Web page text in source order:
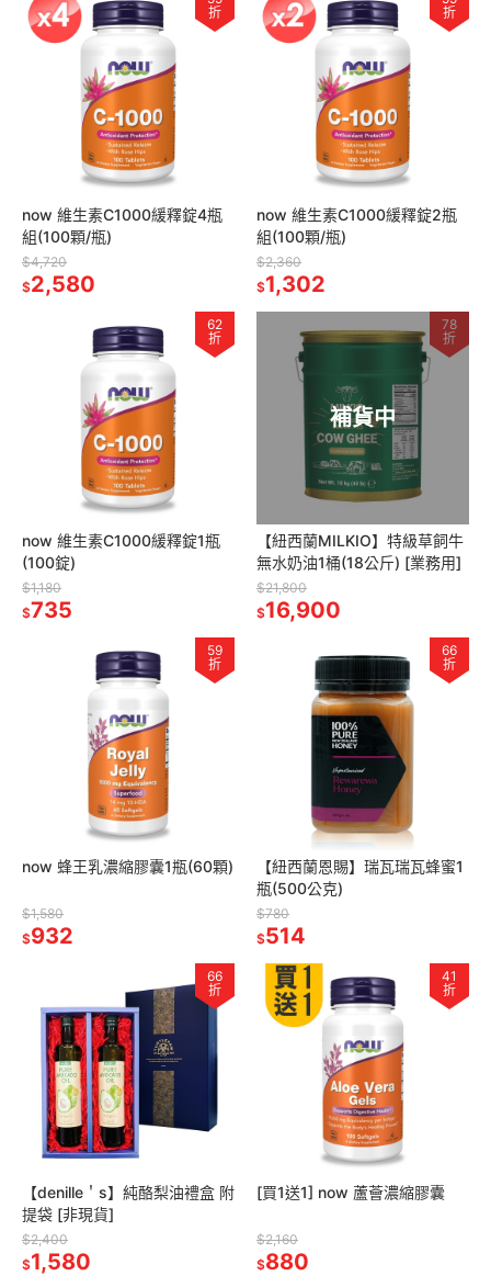
折
now 維生素C1000緩釋錠4瓶
組(100顆/瓶)
$4,720
$2,580
折
now 維生素C1000緩釋錠2瓶
組(100顆/瓶)
$2,360
$1,302
62
折
now 維生素C1000緩釋錠1瓶
(100錠)
$1,180
$735
補貨中
78
折
【紐西蘭MILKIO】特級草飼牛
無水奶油1桶(18公斤) [業務用]
$21,800
$16,900
59
折
now 蜂王乳濃縮膠囊1瓶(60顆)
$1,580
$932
66
折
【紐西蘭恩賜】瑞瓦瑞瓦蜂蜜1
瓶(500公克)
$780
$514
66
折
【denille＇s】純酪梨油禮盒 附
提袋 [非現貨]
$2,400
$1,580
41
折
[買1送1] now 蘆薈濃縮膠囊
$2,160
$880